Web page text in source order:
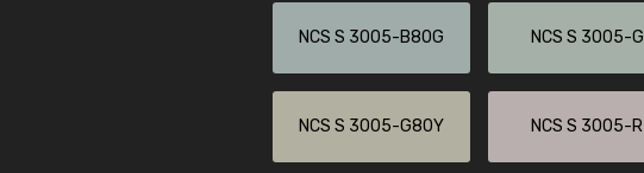
NCS S 3005-B80G NCS S 3005-G
NCS S 3005-G80Y NCS S 3005-R